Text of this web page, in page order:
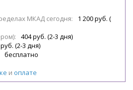
МКАД сегодня:
1 200 руб. (
404 руб. (2-3 дня)
(2-3 дня)
бесплатно
и оплате